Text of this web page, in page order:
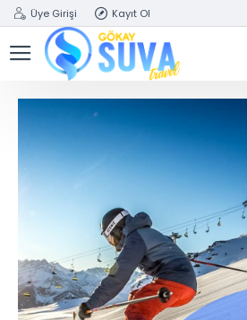
Üye Girişi Kayıt Ol